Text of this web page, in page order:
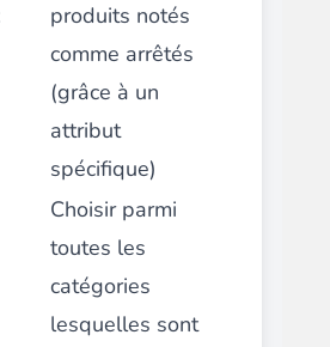
produits notés
comme arrêtés
(grâce à un
attribut
spécifique)
Choisir parmi
toutes les
catégories
lesquelles sont